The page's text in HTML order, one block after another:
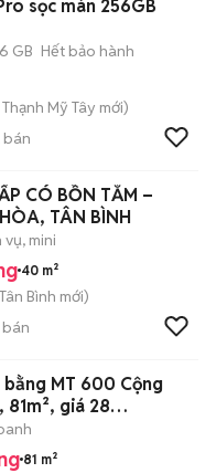
sọc màn 256GB
GB Hết bảo hành
Thạnh Mỹ Tây mới)
bán
CÓ BỒN TẮM –
TÂN BÌNH
vụ, mini
40 m²
Bình mới)
MT 600 Cộng
81m², giá 28
81 m²